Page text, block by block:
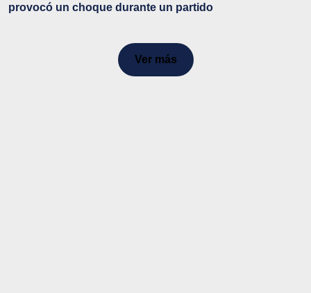
provocó un choque durante un partido
Ver más